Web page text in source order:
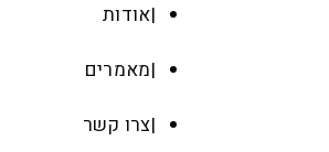
אודות
מאמרים
צרו קשר